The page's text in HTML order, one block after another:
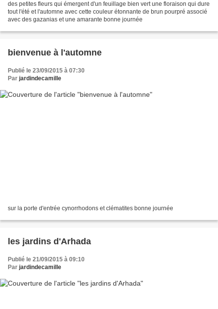
des petites fleurs qui émergent d'un feuillage bien vert une floraison qui dure
tout l'été et l'automne avec cette couleur étonnante de brun pourpré associé
avec des gazanias et une amarante bonne journée
bienvenue à l'automne
Publié le 23/09/2015 à 07:30
Par jardindecamille
sur la porte d'entrée cynorrhodons et clématites bonne journée
les jardins d'Arhada
Publié le 21/09/2015 à 09:10
Par jardindecamille